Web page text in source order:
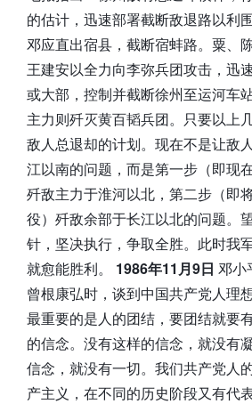
的估计，迅速部署截断敌退路以利
邓应直出宿县，截断宿蚌路。粟、
王建安以全力向李弥兵团攻击，迅
或大部，控制并截断徐州至运河车
主力则歼灭黄百韬兵团。只要以上
敌人总退却的计划。现在不是让敌
江以南的问题，而是第一步（即现
歼敌主力于淮河以北，第二步（即
役）歼敌余部于长江以北的问题。
针，坚决执行，争取全胜。此时我
就愈能胜利。 1986年11月9日 邓小
曾根康弘时，谈到中国共产党人理
最重要的是人的团结，要团结就要
的信念。没有这样的信念，就没有
信念，就没有一切。我们共产党人
产主义，在不同的历史阶段又有代